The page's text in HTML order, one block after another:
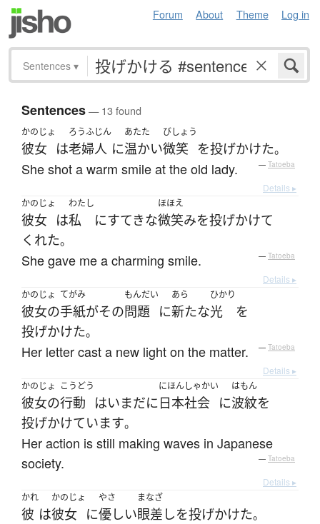
Forum About Theme Log in
Sentences ▾
Sentences— 13 found
かのじょ
彼女 は
ろうふじん
老婦人 に
あたた
温かい
びしょう
微笑 を投げかけた。
She shot a warm smile at the old lady. — Tatoeba
Details ▸
かのじょ
彼女 は
わたし
私 にすてきな
ほほえ
微笑みを投げかけて
くれた。
She gave me a charming smile. — Tatoeba
Details ▸
かのじょ
彼女の
てがみ
手紙がその
もんだい
問題 に
あら
新たな
ひかり
光
を
投げかけた。
Her letter cast a new light on the matter. — Tatoeba
Details ▸
かのじょ
彼女の
こうどう
行動 はいまだに
にほん
日本
しゃかい
社会 に
はもん
波紋を
投げかけています。
Her action is still making waves in Japanese
society.
— Tatoeba
Details ▸
かれ
彼 は
かのじょ
彼女 に
やさ
優しい
まなざ
眼差しを投げかけた。